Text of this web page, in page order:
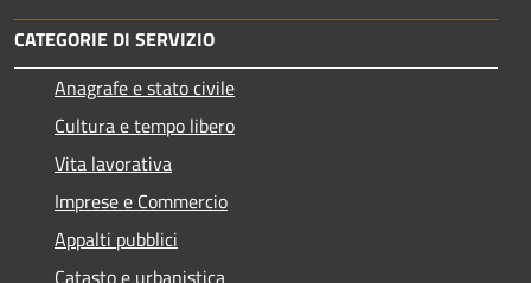
CATEGORIE DI SERVIZIO
Anagrafe e stato civile
Cultura e tempo libero
Vita lavorativa
Imprese e Commercio
Appalti pubblici
Catasto e urbanistica